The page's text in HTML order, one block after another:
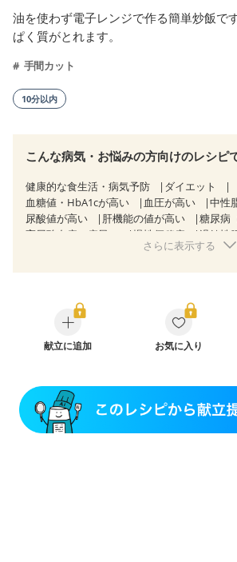
油を使わず電子レンジで作る簡単炒飯で
ぱく質がとれます。
手間カット
10分以内
こんな病気・お悩みの方向けのレシピ
健康的な食生活・病気予防
ダイエット
血糖値・HbA1cが高い
血圧が高い
中性
尿酸値が高い
肝機能の値が高い 糖尿病
高尿酸血症（痛風）
慢性便秘症
過敏性
糖尿病性腎症（第１期
乳がん治療を終えた方・経過観察中の方など
産後（ミルク）
関節リウマチ
フレイル（年齢に合わせた体作り）
さらに表示する
献立に追加 お気に入り